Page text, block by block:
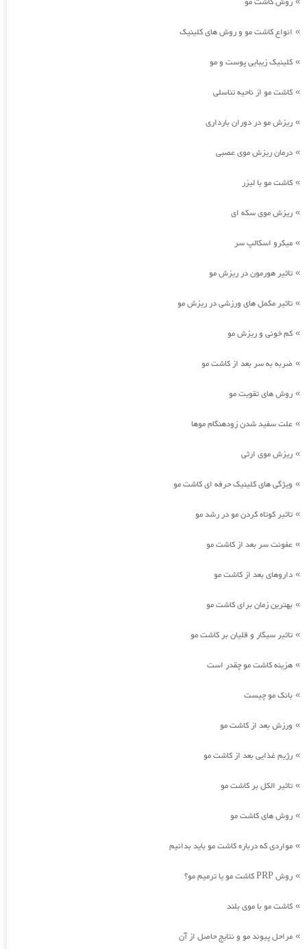
» انواع کاشت مو و روش های کلینیک
» کلینیک زیبایی پوست و مو
» کاشت مو از ناحیه تناسلی
» ریزش مو در دوران بارداری
» درمان ریزش موی عصبی
» کاشت مو با لیزر
» ریزش موی سکه ای
» میکرو اسکالپ سر
» تاثیر هورمون در ریزش مو
» تاثیر مکمل های ورزشی در ریزش مو
» کم خونی و ریزش مو
» ضربه به سر بعد از کاشت مو
» روش های تقویت مو
» علت سفید شدن زودهنگام موها
» ریزش موی ارثی
» ویژگی های کلینیک حرفه ای کاشت مو
» تاثیر کوتاه کردن مو در رشد مو
» عفونت سر بعد از کاشت مو
» داروهای بعد از کاشت مو
» بهترین زمان برای کاشت مو
» تاثیر سیگار و قلیان بر کاشت مو
» هزینه کاشت مو چقدر است
» بانک مو چیست
» ورزش بعد از کاشت مو
» رژیم غذایی بعد از کاشت مو
» تاثیر الکل بر کاشت مو
» روش های کاشت مو
» مواردی که درباره کاشت مو باید بدانیم
» روش PRP کاشت مو یا ترمیم مو؟
» کاشت مو با موی بلند
» مراحل پیوند مو و نتایج حاصل از آن